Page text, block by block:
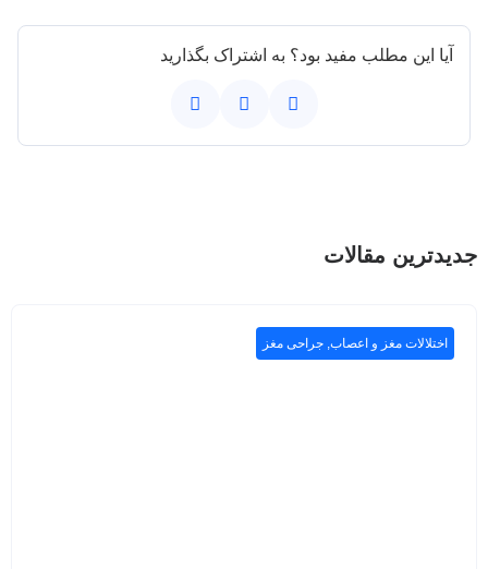
آیا این مطلب مفید بود؟ به اشتراک بگذارید
جدیدترین مقالات
اختلالات مغز و اعصاب, جراحی مغز